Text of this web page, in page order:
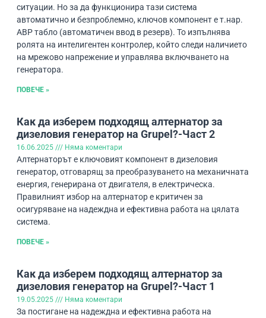
ситуации. Но за да функционира тази система
автоматично и безпроблемно, ключов компонент е т.нар.
АВР табло (автоматичен ввод в резерв). То изпълнява
ролята на интелигентен контролер, който следи наличието
на мрежово напрежение и управлява включването на
генератора.
ПОВЕЧЕ »
Как да изберем подходящ алтернатор за
дизеловия генератор на Grupel?-Част 2
16.06.2025 Няма коментари
Алтернаторът е ключовият компонент в дизеловия
генератор, отговарящ за преобразуването на механичната
енергия, генерирана от двигателя, в електрическа.
Правилният избор на алтернатор е критичен за
осигуряване на надеждна и ефективна работа на цялата
система.
ПОВЕЧЕ »
Как да изберем подходящ алтернатор за
дизеловия генератор на Grupel?-Част 1
19.05.2025 Няма коментари
За постигане на надеждна и ефективна работа на